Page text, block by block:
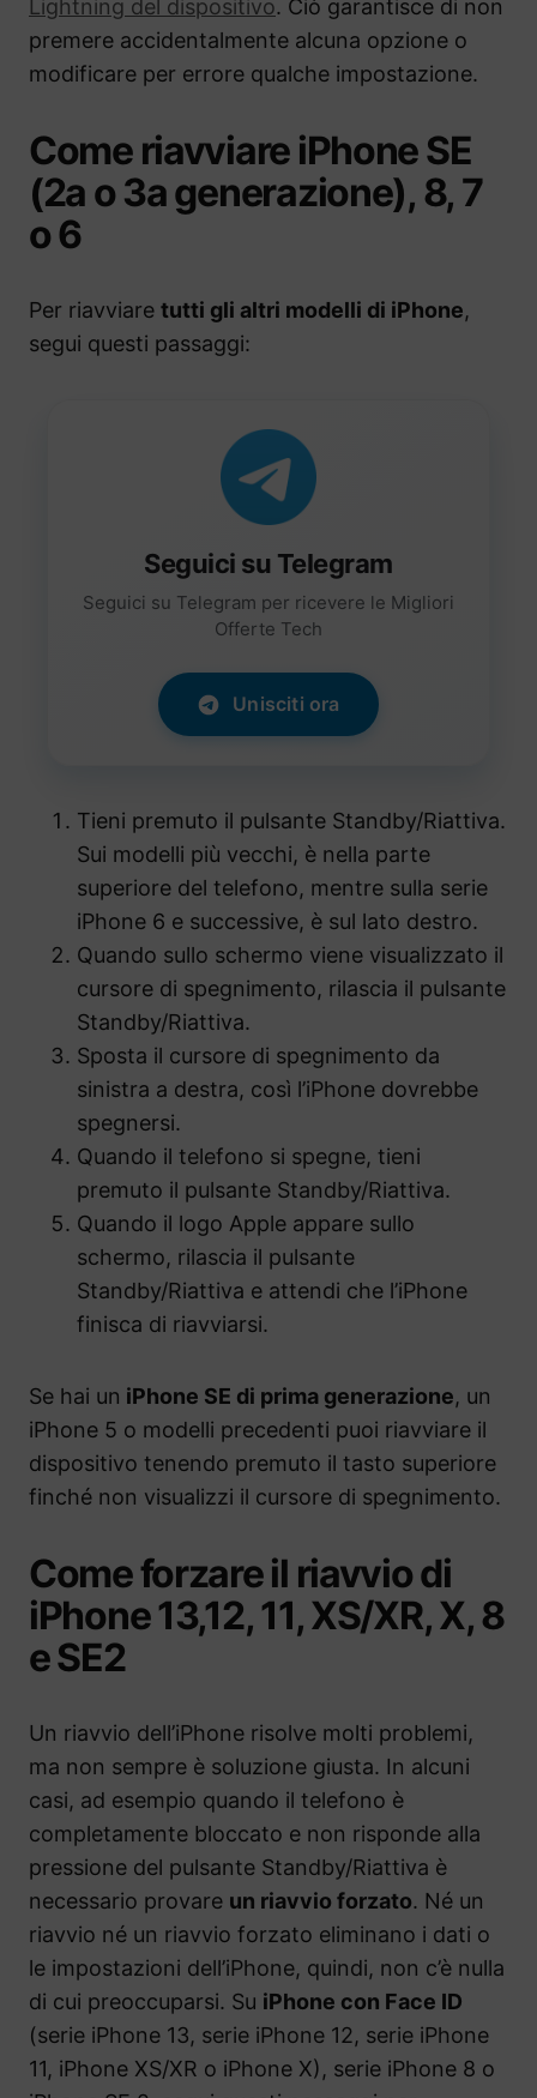
Lightning del dispositivo. Ciò garantisce di non
premere accidentalmente alcuna opzione o
modificare per errore qualche impostazione.
Come riavviare iPhone SE
(2a o 3a generazione), 8, 7
o 6
Per riavviare tutti gli altri modelli di iPhone,
segui questi passaggi:
Seguici su Telegram
Seguici su Telegram per ricevere le Migliori
Offerte Tech
Unisciti ora
Tieni premuto il pulsante Standby/Riattiva.
Sui modelli più vecchi, è nella parte
superiore del telefono, mentre sulla serie
iPhone 6 e successive, è sul lato destro.
Quando sullo schermo viene visualizzato il
cursore di spegnimento, rilascia il pulsante
Standby/Riattiva.
Sposta il cursore di spegnimento da
sinistra a destra, così l’iPhone dovrebbe
spegnersi.
Quando il telefono si spegne, tieni
premuto il pulsante Standby/Riattiva.
Quando il logo Apple appare sullo
schermo, rilascia il pulsante
Standby/Riattiva e attendi che l’iPhone
finisca di riavviarsi.
Se hai un iPhone SE di prima generazione, un
iPhone 5 o modelli precedenti puoi riavviare il
dispositivo tenendo premuto il tasto superiore
finché non visualizzi il cursore di spegnimento.
Come forzare il riavvio di
iPhone 13,12, 11, XS/XR, X, 8
e SE2
Un riavvio dell’iPhone risolve molti problemi,
ma non sempre è soluzione giusta. In alcuni
casi, ad esempio quando il telefono è
completamente bloccato e non risponde alla
pressione del pulsante Standby/Riattiva è
necessario provare un riavvio forzato. Né un
riavvio né un riavvio forzato eliminano i dati o
le impostazioni dell’iPhone, quindi, non c’è nulla
di cui preoccuparsi. Su iPhone con Face ID
(serie iPhone 13, serie iPhone 12, serie iPhone
11, iPhone XS/XR o iPhone X), serie iPhone 8 o